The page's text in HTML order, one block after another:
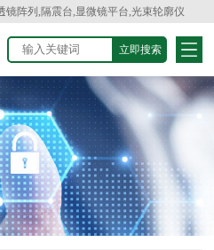
阵列,隔震台,显微镜平台,光束轮廓仪